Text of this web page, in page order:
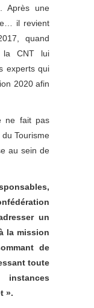
Après une
il revient
quand
la CNT lui
experts qui
2020 afin
ne fait pas
Tourisme
au sein de
un
la mission
de
toute
».